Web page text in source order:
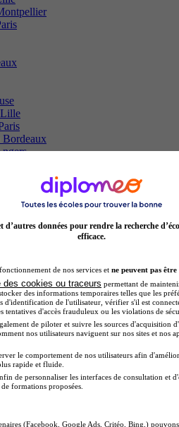
Lille
par alternance
alternance
données pour rendre la recherche
efficace.
de nos services et ne peuvent pas être
des cookies ou traceurs permettant de
des informations temporaires telles que les
d'identification de l'utilisateur, vérifier s'il est
tentatives d'accès frauduleux ou les violations de
de piloter et suivre les sources d'acquisition
nos utilisateurs naviguent sur nos sites et nos
le comportement de nos utilisateurs afin
rapide et fluide.
de personnaliser les interfaces de consultation et
formations proposées.
(Facebook, Google Ads, Critéo, Bing,)